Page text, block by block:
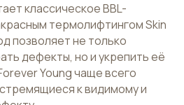
классическое BBL-
термолифтингом Skin
позволяет не только
дефекты, но и укрепить её
Young чаще всего
к видимому и